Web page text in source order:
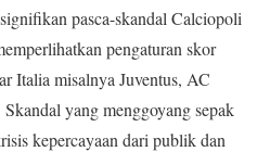
pasca-skandal Calciopoli
pengaturan skor
Italia misalnya Juventus, AC
yang menggoyang sepak
kepercayaan dari publik dan